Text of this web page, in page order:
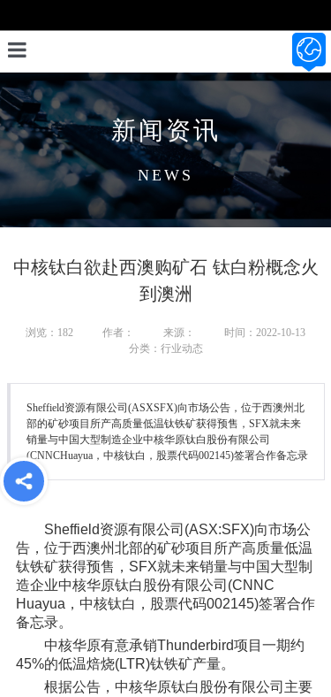
首页
设计开发
产品展示
新闻资讯
NEWS
中核钛白欲赴西澳购矿石 钛白粉概念火
到澳洲
浏览： 182 作者： 来源：
时间：2022-10-13
分类：行业动态
Sheffield资源有限公司(ASXSFX)向市场公告，位于西澳州北
部的矿砂项目所产高质量低温钛铁矿获得预售，SFX就未来
销量与中国大型制造企业中核华原钛白股份有限公司
(CNNCHuayua，中核钛白，股票代码002145)签署合作备忘录
Sheffield资源有限公司(ASX:SFX)向市场公
告，位于西澳州北部的矿砂项目所产高质量低温
钛铁矿获得预售，SFX就未来销量与中国大型制
造企业中核华原钛白股份有限公司(CNNC
Huayua，中核钛白，股票代码002145)签署合作
备忘录。
中核华原有意承销Thunderbird项目一期约
45%的低温焙烧(LTR)钛铁矿产量。
根据公告，中核华原钛白股份有限公司主要